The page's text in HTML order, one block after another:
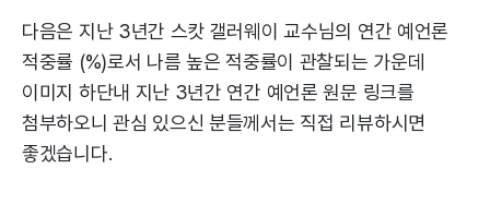
다음은 지난 3년간 스캇 갤러웨이 교수님의 연간 예언론
적중률 (%)로서 나름 높은 적중률이 관찰되는 가운데
이미지 하단내 지난 3년간 연간 예언론 원문 링크를
첨부하오니 관심 있으신 분들께서는 직접 리뷰하시면
좋겠습니다.